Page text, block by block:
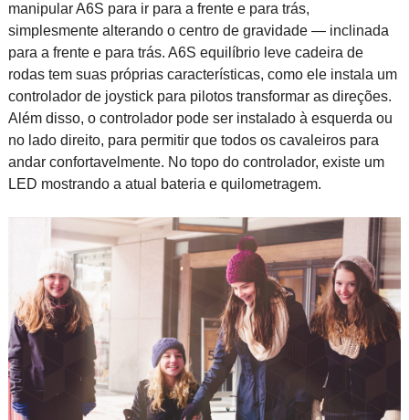
manipular A6S para ir para a frente e para trás,
simplesmente alterando o centro de gravidade — inclinada
para a frente e para trás. A6S equilíbrio leve cadeira de
rodas tem suas próprias características, como ele instala um
controlador de joystick para pilotos transformar as direções.
Além disso, o controlador pode ser instalado à esquerda ou
no lado direito, para permitir que todos os cavaleiros para
andar confortavelmente. No topo do controlador, existe um
LED mostrando a atual bateria e quilometragem.